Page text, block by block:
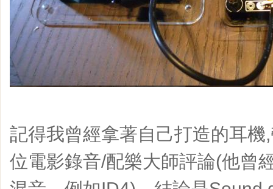
記得我曾經拿著自己打造的耳
位電影錄音/配樂大師評論(他曾